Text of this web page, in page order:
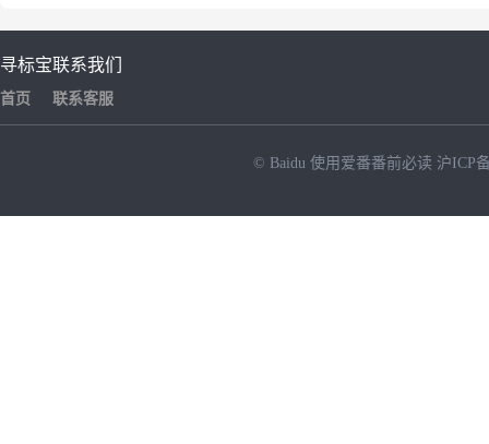
寻标宝
首页
联系我们
联系客服
© Baidu 使用爱番番前必读 沪ICP